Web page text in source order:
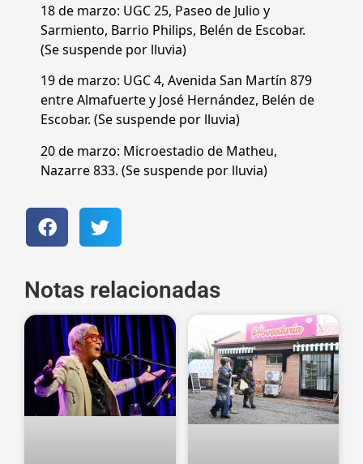
18 de marzo: UGC 25, Paseo de Julio y
Sarmiento, Barrio Philips, Belén de Escobar.
(Se suspende por lluvia)
19 de marzo: UGC 4, Avenida San Martín 879
entre Almafuerte y José Hernández, Belén de
Escobar. (Se suspende por lluvia)
20 de marzo: Microestadio de Matheu,
Nazarre 833. (Se suspende por lluvia)
Notas relacionadas